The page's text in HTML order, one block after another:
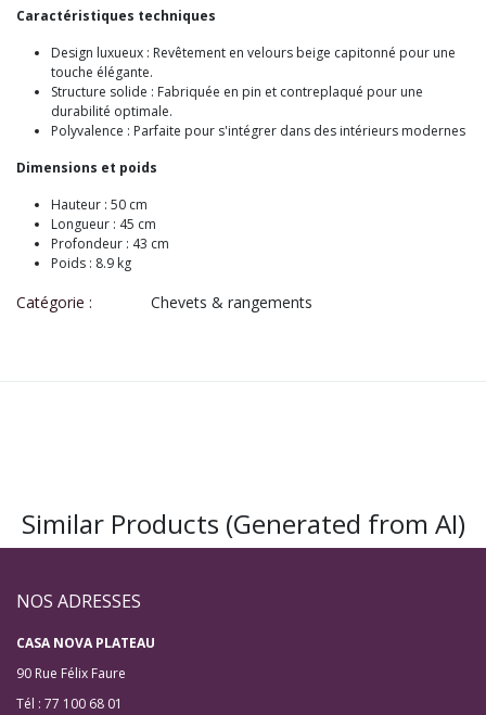
Caractéristiques techniques
Design luxueux : Revêtement en velours beige capitonné pour une
touche élégante.
Structure solide : Fabriquée en pin et contreplaqué pour une
durabilité optimale.
Polyvalence : Parfaite pour s'intégrer dans des intérieurs modernes
Dimensions et poids
Hauteur : 50 cm
Longueur : 45 cm
Profondeur : 43 cm
Poids : 8.9 kg
Catégorie : Chevets & rangements
Similar Products (Generated from AI)
NOS ADRESSES
CASA NOVA PLATEAU
90 Rue Félix Faure
Tél : 77 100 68 01